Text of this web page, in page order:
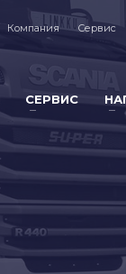
Компания Сервис
СЕРВИС